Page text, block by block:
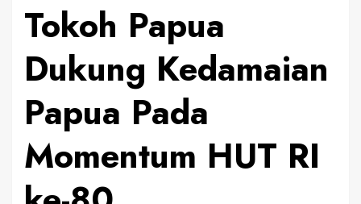
Tokoh Papua
Dukung Kedamaian
Papua Pada
Momentum HUT RI